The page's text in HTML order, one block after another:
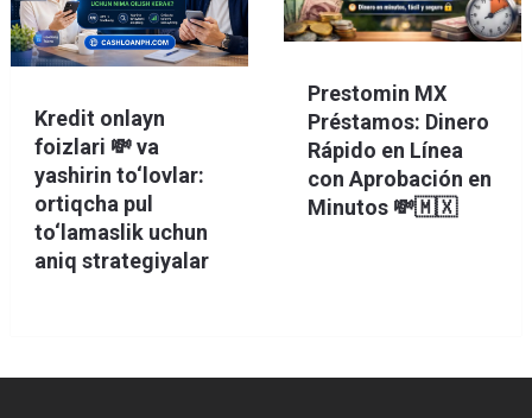
Kredit onlayn
foizlari 💸 va
yashirin to‘lovlar:
ortiqcha pul
to‘lamaslik uchun
aniq strategiyalar
Prestomin MX
Préstamos: Dinero
Rápido en Línea
con Aprobación en
Minutos 💸🇲🇽